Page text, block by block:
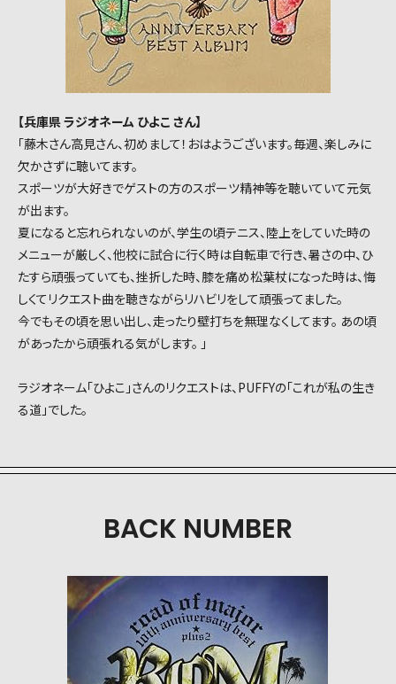
【兵庫県 ラジオネーム ひよこ さん】
「藤木さん高見さん、初めまして！おはようございます。毎週、楽しみに
欠かさずに聴いてます。
スポーツが大好きでゲストの方のスポーツ精神等を聴いていて元気
が出ます。
夏になると忘れられないのが、学生の頃テニス、陸上をしていた時の
メニューが厳しく、他校に試合に行く時は自転車で行き、暑さの中、ひ
たすら頑張っていても、挫折した時、膝を痛め松葉杖になった時は、悔
しくてリクエスト曲を聴きながらリハビリをして頑張ってました。
今でもその頃を思い出し、走ったり壁打ちを無理なくしてます。 あの頃
があったから頑張れる気がします。 」
ラジオネーム「ひよこ」さんのリクエストは、PUFFYの「これが私の生き
る道」でした。
BACK NUMBER